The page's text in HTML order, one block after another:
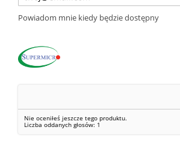
Powiadom mnie kiedy będzie dostępny
Nie oceniłeś jeszcze tego produktu.
Liczba oddanych głosów: 1